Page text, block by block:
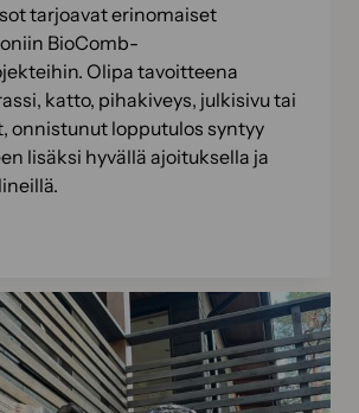
tarjoavat erinomaiset
BioComb-
Olipa tavoitteena
katto, pihakiveys, julkisivu tai
onnistunut lopputulos syntyy
lisäksi hyvällä ajoituksella ja